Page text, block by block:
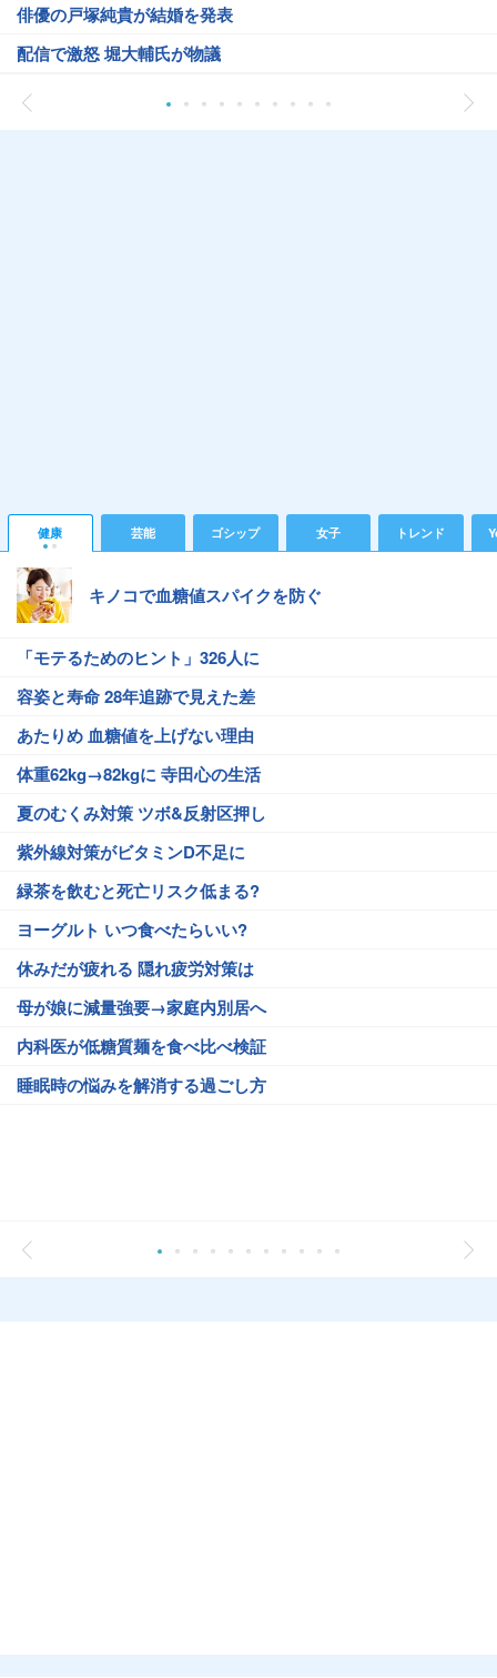
俳優の戸塚純貴が結婚を発表
配信で激怒 堀大輔氏が物議
健康 芸能 ゴシップ 女子 トレンド
キノコで血糖値スパイクを防ぐ
「モテるためのヒント」326人に
容姿と寿命 28年追跡で見えた差
あたりめ 血糖値を上げない理由
体重62kg→82kgに 寺田心の生活
夏のむくみ対策 ツボ&反射区押し
紫外線対策がビタミンD不足に
緑茶を飲むと死亡リスク低まる?
ヨーグルト いつ食べたらいい?
休みだが疲れる 隠れ疲労対策は
母が娘に減量強要→家庭内別居へ
内科医が低糖質麺を食べ比べ検証
睡眠時の悩みを解消する過ごし方